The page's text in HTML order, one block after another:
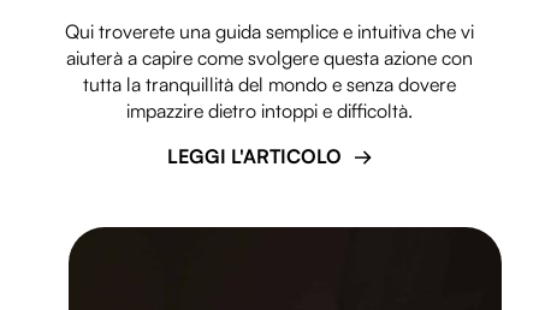
Qui troverete una guida semplice e intuitiva che vi
aiuterà a capire come svolgere questa azione con
tutta la tranquillità del mondo e senza dovere
impazzire dietro intoppi e difficoltà.
LEGGI L'ARTICOLO